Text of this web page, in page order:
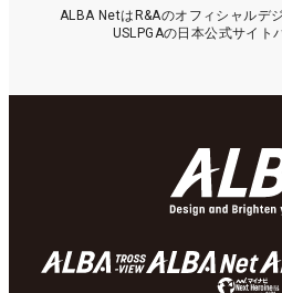
ALBA NetはR&Aのオフィシャルデ
USLPGAの日本公式サイト